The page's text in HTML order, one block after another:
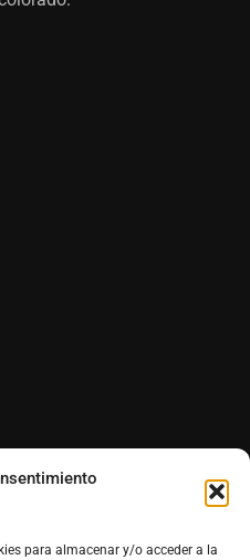
para almacenar y/o acceder a la